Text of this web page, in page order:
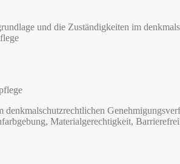
und die Zuständigkeiten im
Materialgerechtigkeit,